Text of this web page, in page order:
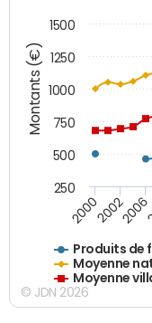
Montants (€)
Produits de
Moyenne
Moyenne
200020022006
250
500
750
1000
1250
1500
© JDN 2026